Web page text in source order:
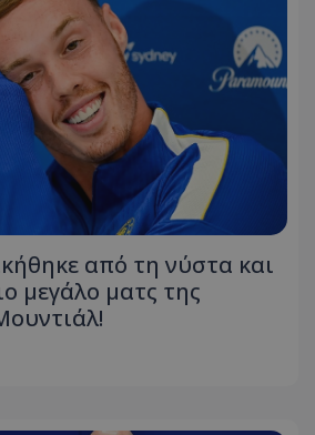
από τη νύστα και
μεγάλο ματς της